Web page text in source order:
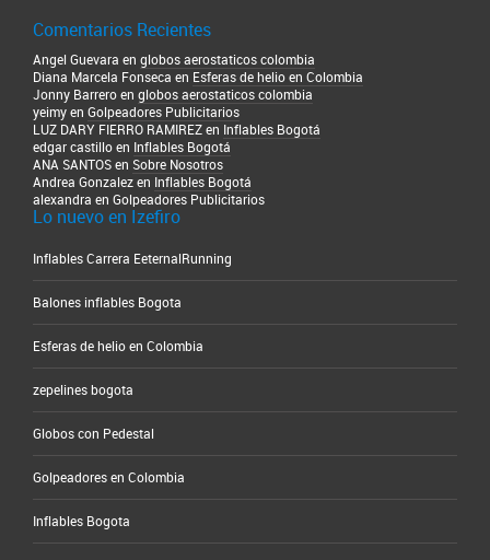
Comentarios Recientes
Angel Guevara en globos aerostaticos colombia
Diana Marcela Fonseca en Esferas de helio en Colombia
Jonny Barrero en globos aerostaticos colombia
yeimy en Golpeadores Publicitarios
LUZ DARY FIERRO RAMIREZ en Inflables Bogotá
edgar castillo en Inflables Bogotá
ANA SANTOS en Sobre Nosotros
Andrea Gonzalez en Inflables Bogotá
alexandra en Golpeadores Publicitarios
Lo nuevo en Izefiro
Inflables Carrera EeternalRunning
Balones inflables Bogota
Esferas de helio en Colombia
zepelines bogota
Globos con Pedestal
Golpeadores en Colombia
Inflables Bogota